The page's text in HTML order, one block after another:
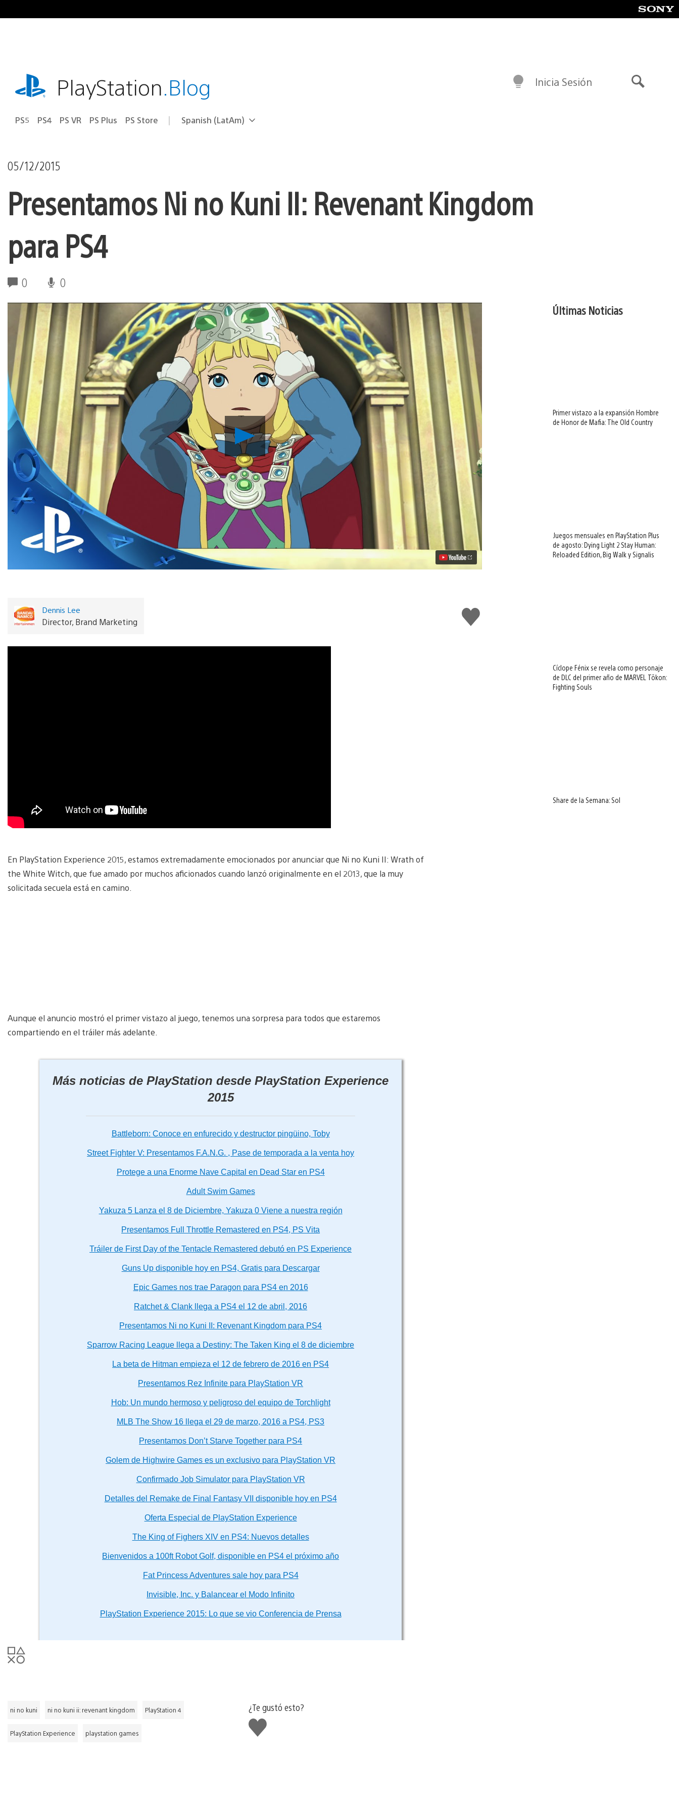
al
playstation.comPlayStation.Blog
PS5 PS4 PS VR PS Plus PS Store Elige
Región
Spanish (LatAm)
Inicia Sesión
05/12/2015
Presentamos Ni no Kuni II: Revenant Kingdom
para PS4
0 0
Reproducir
Presentamos
no
Kuni
II:
Revenant
Kingdom
para
PS4
Video
Me
gusta
Dennis Lee
Director, Brand Marketing
En PlayStation Experience 2015, estamos extremadamente emocionados por anunciar que Ni no Kuni II: Wrath of
the White Witch, que fue amado por muchos aficionados cuando lanzó originalmente en el 2013, que la muy
solicitada secuela está en camino.
Aunque el anuncio mostró el primer vistazo al juego, tenemos una sorpresa para todos que estaremos
compartiendo en el tráiler más adelante.
Más noticias de PlayStation desde PlayStation Experience
2015
Battleborn: Conoce en enfurecido y destructor pingüino, Toby
Street Fighter V: Presentamos F.A.N.G. , Pase de temporada a la venta hoy
Protege a una Enorme Nave Capital en Dead Star en PS4
Adult Swim Games
Yakuza 5 Lanza el 8 de Diciembre, Yakuza 0 Viene a nuestra región
Presentamos Full Throttle Remastered en PS4, PS Vita
Tráiler de First Day of the Tentacle Remastered debutó en PS Experience
Guns Up disponible hoy en PS4, Gratis para Descargar
Epic Games nos trae Paragon para PS4 en 2016
Ratchet & Clank llega a PS4 el 12 de abril, 2016
Presentamos Ni no Kuni II: Revenant Kingdom para PS4
Sparrow Racing League llega a Destiny: The Taken King el 8 de diciembre
La beta de Hitman empieza el 12 de febrero de 2016 en PS4
Presentamos Rez Infinite para PlayStation VR
Hob: Un mundo hermoso y peligroso del equipo de Torchlight
MLB The Show 16 llega el 29 de marzo, 2016 a PS4, PS3
Presentamos Don’t Starve Together para PS4
Golem de Highwire Games es un exclusivo para PlayStation VR
Confirmado Job Simulator para PlayStation VR
Detalles del Remake de Final Fantasy VII disponible hoy en PS4
Oferta Especial de PlayStation Experience
The King of Fighers XIV en PS4: Nuevos detalles
Bienvenidos a 100ft Robot Golf, disponible en PS4 el próximo año
Fat Princess Adventures sale hoy para PS4
Invisible, Inc. y Balancear el Modo Infinito
PlayStation Experience 2015: Lo que se vio Conferencia de Prensa
ni no kuni ni no kuni ii: revenant kingdom PlayStation 4
PlayStation Experience playstation games
¿Te gustó esto?
Me
gusta
Últimas Noticias
Primer vistazo a la expansión Hombre
de Honor de Mafia: The Old Country
Juegos mensuales en PlayStation Plus
de agosto: Dying Light 2 Stay Human:
Reloaded Edition, Big Walk y Signalis
Cíclope Fénix se revela como personaje
de DLC del primer año de MARVEL Tōkon:
Fighting Souls
Share de la Semana: Sol